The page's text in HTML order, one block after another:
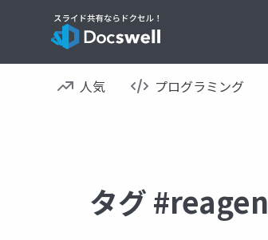
人気 プログラミング
タグ